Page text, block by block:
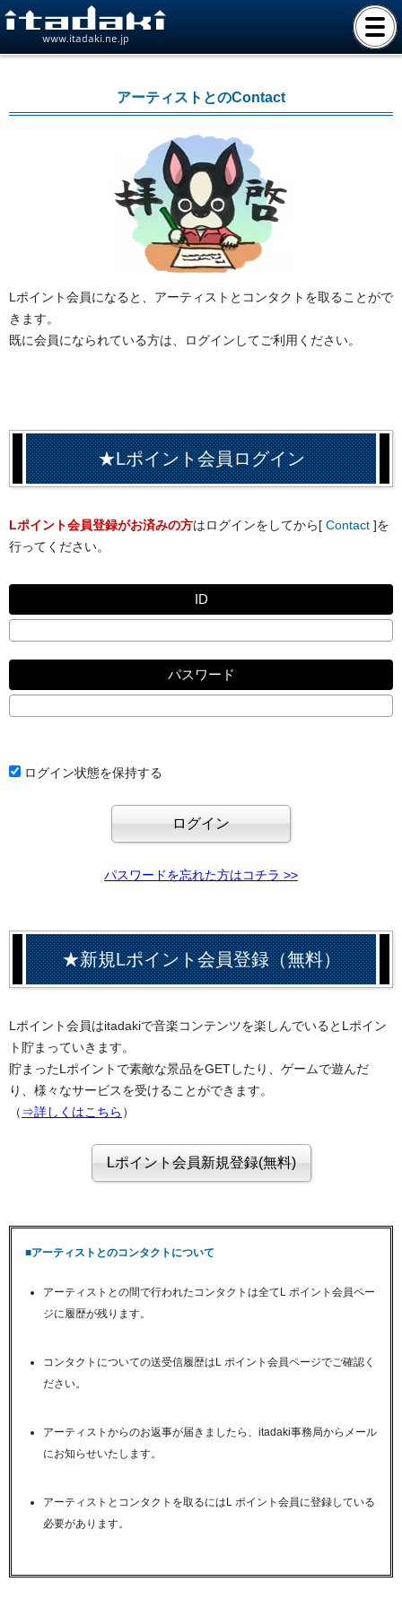
www.itadaki.ne.jp
アーティストとのContact
Lポイント会員になると、アーティストとコンタクトを取ることがで
きます。
既に会員になられている方は、ログインしてご利用ください。
★Lポイント会員ログイン
Lポイント会員登録がお済みの方はログインをしてから[ Contact ]を
行ってください。
ID
パスワード
ログイン状態を保持する
パスワードを忘れた方はコチラ >>
★新規Lポイント会員登録（無料）
Lポイント会員はitadakiで音楽コンテンツを楽しんでいるとLポイン
ト貯まっていきます。
貯まったLポイントで素敵な景品をGETしたり、ゲームで遊んだ
り、様々なサービスを受けることができます。
（ ⇒詳しくはこちら ）
■アーティストとのコンタクトについて
アーティストとの間で行われたコンタクトは全てL ポイント会員ペー
ジに履歴が残ります。
コンタクトについての送受信履歴はL ポイント会員ページでご確認く
ださい。
アーティストからのお返事が届きましたら、itadaki事務局からメール
にお知らせいたします。
アーティストとコンタクトを取るにはL ポイント会員に登録している
必要があります。